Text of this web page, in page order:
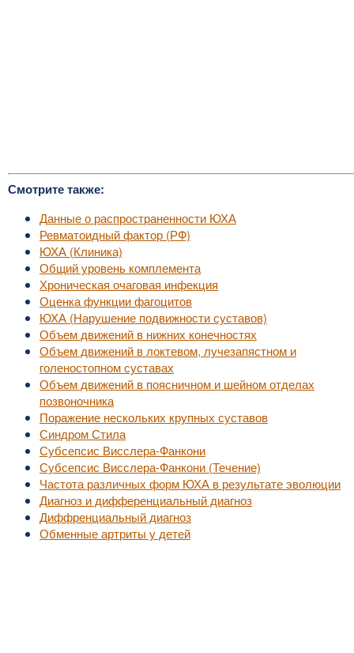
Смотрите также:
Данные о распространенности ЮХА
Ревматоидный фактор (РФ)
ЮХА (Клиника)
Общий уровень комплемента
Хроническая очаговая инфекция
Оценка функции фагоцитов
ЮХА (Нарушение подвижности суставов)
Объем движений в нижних конечностях
Объем движений в локтевом, лучезапястном и
голеностопном суставах
Объем движений в поясничном и шейном отделах
позвоночника
Поражение нескольких крупных суставов
Синдром Стила
Субсепсис Висслера-Фанкони
Субсепсис Висслера-Фанкони (Течение)
Частота различных форм ЮХА в результате эволюции
Диагноз и дифференциальный диагноз
Диффренциальный диагноз
Обменные артриты у детей